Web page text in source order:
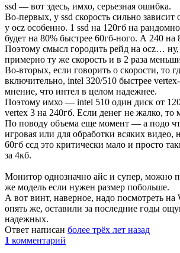
ssd — вот здесь, имхо, серьезная ошибка.
Во-первых, у ssd скорость сильно зависит
у ocz особенно. 1 ssd на 120гб на
будет на 80% быстрее 60гб-ного. А 240 на
Поэтому смысл городить рейд на ocz… ну,
примерно ту же скорость и в 2 раза
Во-вторых, если говорить о скорости, то
включительно, intel 320/510 быстрее
мнение, что интел в целом надежнее.
Поэтому имхо — intel 510 один диск от
vertex 3 на 240гб. Если денег не жалко,
По поводу объема еще момент — а подо
игровая или для обработки всяких видео,
60гб ссд это критически мало и просто
за 4кб.
Монитор однозначно айс и супер, можно
же модель если нужен размер побольше.
А вот винт, наверное, надо посмотреть на
опять же, оставили за последние годы
надежных.
Ответ написан более трёх лет назад
1 комментарий